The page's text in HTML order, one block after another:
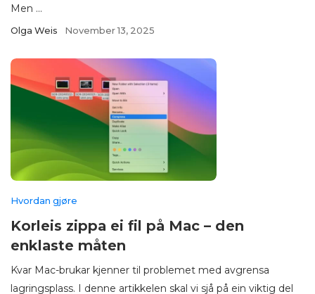
Men ...
Olga Weis November 13, 2025
Hvordan gjøre
Korleis zippa ei fil på Mac – den
enklaste måten
Kvar Mac-brukar kjenner til problemet med avgrensa
lagringsplass. I denne artikkelen skal vi sjå på ein viktig del